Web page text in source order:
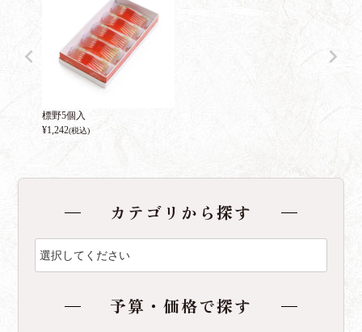
標野5個入
¥1,242(税込)
カテゴリから探す
予算・価格で探す